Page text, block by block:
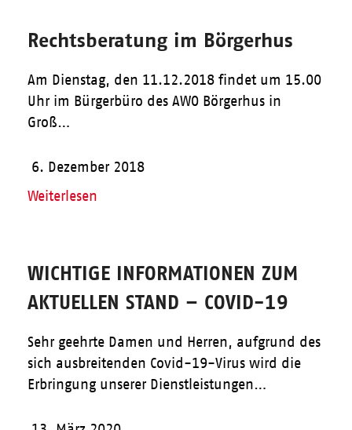
Rechtsberatung im Börgerhus
Am Dienstag, den 11.12.2018 findet um 15.00
Uhr im Bürgerbüro des AWO Börgerhus in
Groß…
6. Dezember 2018
Weiterlesen
WICHTIGE INFORMATIONEN ZUM
AKTUELLEN STAND – COVID-19
Sehr geehrte Damen und Herren, aufgrund des
sich ausbreitenden Covid-19-Virus wird die
Erbringung unserer Dienstleistungen…